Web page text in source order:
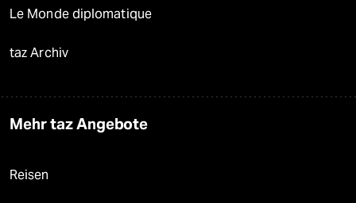
Le Monde diplomatique
taz Archiv
Mehr taz Angebote
Reisen